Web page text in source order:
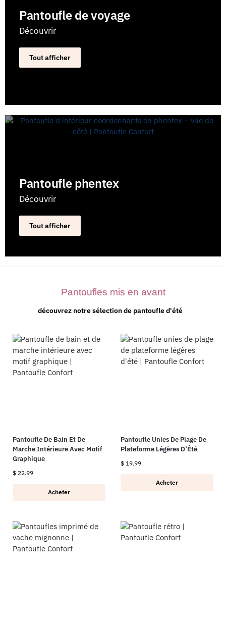
Pantoufle de voyage
Découvrir
Tout afficher
Pantoufle phentex
Découvrir
Tout afficher
Pantoufles mis en avant
découvrez notre sélection de pantoufle d'été
Pantoufle De Bain Et De
Marche Intérieure Avec Motif
Graphique
$ 22.99
Acheter
Pantoufle Unies De Plage De
Plateforme Légères D’Été
$ 19.99
Acheter